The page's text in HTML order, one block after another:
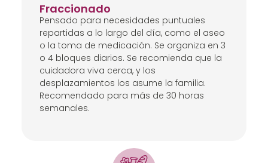
Fraccionado
Pensado para necesidades puntuales
repartidas a lo largo del día, como el aseo
o la toma de medicación. Se organiza en 3
o 4 bloques diarios. Se recomienda que la
cuidadora viva cerca, y los
desplazamientos los asume la familia.
Recomendado para más de 30 horas
semanales.